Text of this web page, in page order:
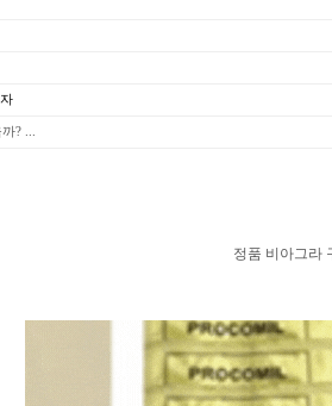
자
? ...
정품 비아그라